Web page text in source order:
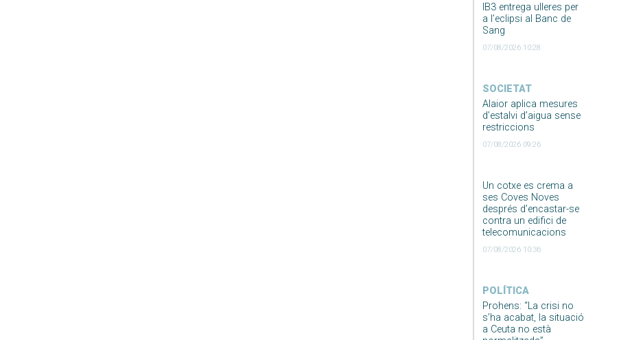
IB3 entrega ulleres per
a l’eclipsi al Banc de
Sang
07/08/2026 10:28
SOCIETAT
Alaior aplica mesures
d’estalvi d’aigua sense
restriccions
07/08/2026 09:26
Un cotxe es crema a
ses Coves Noves
després d’encastar-se
contra un edifici de
telecomunicacions
07/08/2026 10:36
POLÍTICA
Prohens: “La crisi no
s’ha acabat, la situació
a Ceuta no està